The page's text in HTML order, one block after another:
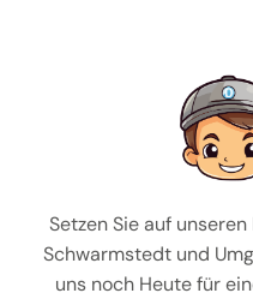
Setzen Sie auf
Schwarmstedt und
uns noch Heute für